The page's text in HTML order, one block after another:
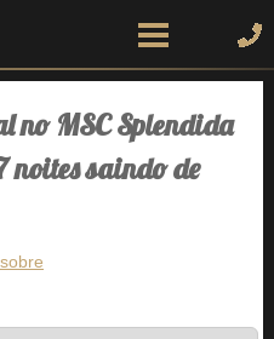
no MSC Splendida
noites saindo de